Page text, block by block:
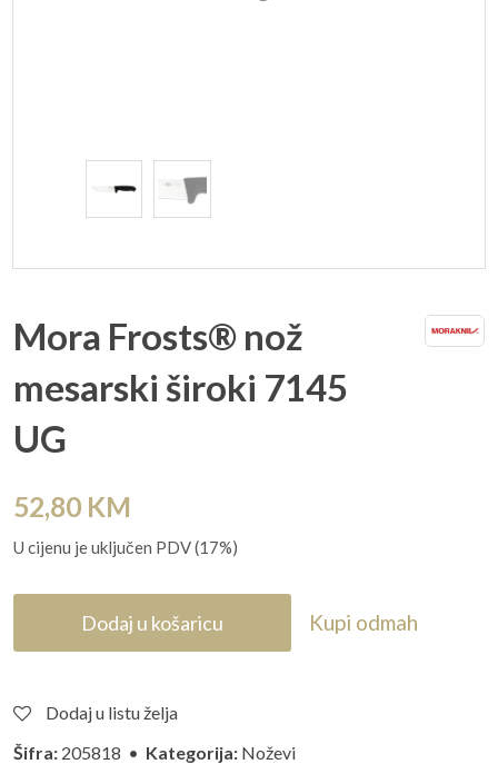
Mora Frosts® nož
mesarski široki 7145
UG
52,80 KM
U cijenu je uključen PDV (17%)
Dodaj u košaricu Kupi odmah
Dodaj u listu želja
Šifra: 205818 • Kategorija: Noževi